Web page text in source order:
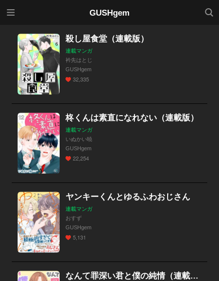
GUSHgem
検索
殺し屋食堂（連載版）
連載マンガ
衿先はとじ
GUSHgem
32,335
柊くんは素直になれない（連載版）
連載マンガ
いぬかい暁
GUSHgem
22,254
ヤンキーくんとゆるふわおじさん
連載マンガ
おすず
GUSHgem
5,131
なんて罪深い君と僕の純情（連載版）